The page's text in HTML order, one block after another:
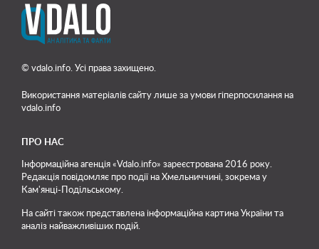
© vdalo.info. Усі права захищено.
Використання матеріалів сайту лише за умови гіперпосилання на
vdalo.info
ПРО НАС
Інформаційна агенція «Vdalo.info» зареєстрована 2016 року.
Редакція повідомляє про події на Хмельниччині, зокрема у
Кам'янці-Подільському.
На сайті також представлена інформаційна картина України та
аналіз найважливіших подій.